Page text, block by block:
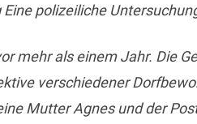
Eine polizeiliche
mehr als einem Jahr. Die
verschiedener
Mutter Agnes und der